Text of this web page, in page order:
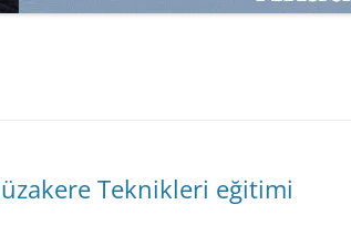
SATMAK
Teknikleri eğitimi